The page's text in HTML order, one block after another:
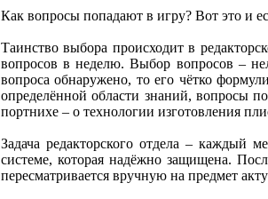
Как вопросы попадают в игру? Вот это и
Таинство выбора происходит в
вопросов в неделю. Выбор вопросов –
вопроса обнаружено, то его чётко
определённой области знаний, вопросы
портнихе – о технологии изготовления
Задача редакторского отдела – каждый
системе, которая надёжно защищена.
пересматривается вручную на предмет